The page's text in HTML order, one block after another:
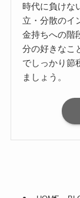
時代に負けな
立・分散のイ
金持ちへの階
分の好きなこ
でしっかり節
ましょう。